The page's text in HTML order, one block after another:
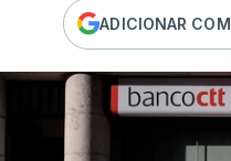
ADICIONAR